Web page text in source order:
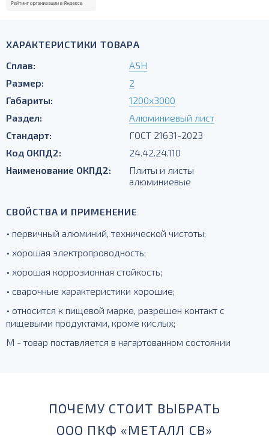
ХАРАКТЕРИСТИКИ ТОВАРА
Сплав:
А5Н
Размер:
2
Габариты:
1200х3000
Раздел:
Алюминиевый лист
Стандарт:
ГОСТ 21631-2023
Код ОКПД2:
24.42.24.110
Наименование ОКПД2:
Плиты и листы
алюминиевые
СВОЙСТВА И ПРИМЕНЕНИЕ
• первичный алюминий, технической чистоты;
• хорошая электропроводность;
• хорошая коррозионная стойкость;
• сварочные характеристики хорошие;
• относится к пищевой марке, разрешен контакт с
пищевыми продуктами, кроме кислых;
М - товар поставляется в нагартованном состоянии
ПОЧЕМУ СТОИТ ВЫБРАТЬ
ООО ПКФ «МЕТАЛЛ СВ»